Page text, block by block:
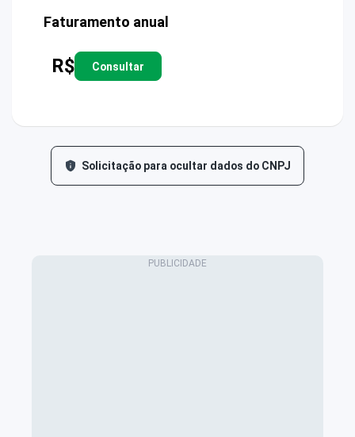
Faturamento anual
R$ Consultar
Solicitação para ocultar dados do CNPJ